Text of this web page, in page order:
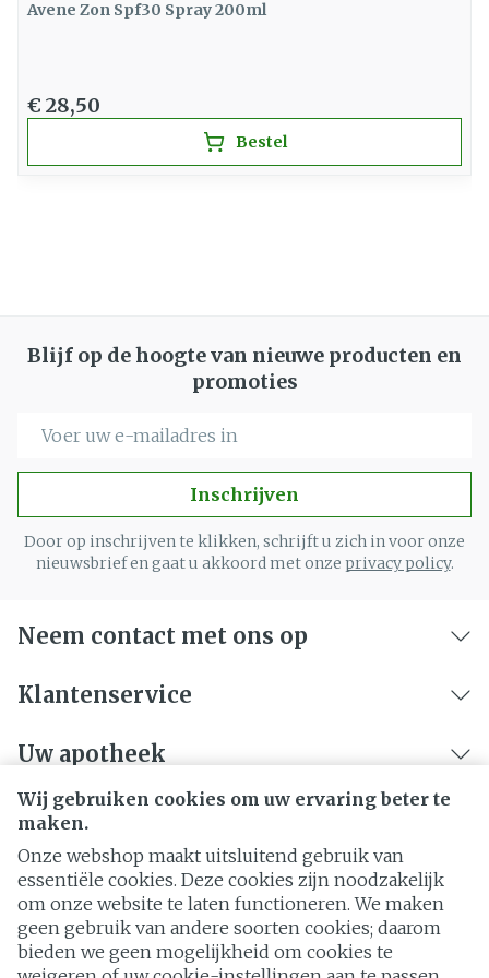
Wij gebruiken cookies om uw ervaring beter te
maken.
Onze webshop maakt uitsluitend gebruik van
essentiële cookies. Deze cookies zijn noodzakelijk
om onze website te laten functioneren. We maken
geen gebruik van andere soorten cookies; daarom
bieden we geen mogelijkheid om cookies te
Avene Zon Spf30 Spray 200ml
€ 28,50
Bestel
Blijf op de hoogte van nieuwe producten en
promoties
Inschrijven
Door op inschrijven te klikken, schrijft u zich in voor onze
nieuwsbrief en gaat u akkoord met onze privacy policy.
Neem contact met ons op
Klantenservice
Uw apotheek